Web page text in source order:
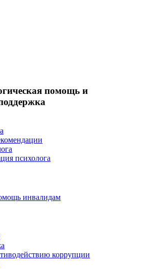
помощь и
психолога
инвалидам
коррупции